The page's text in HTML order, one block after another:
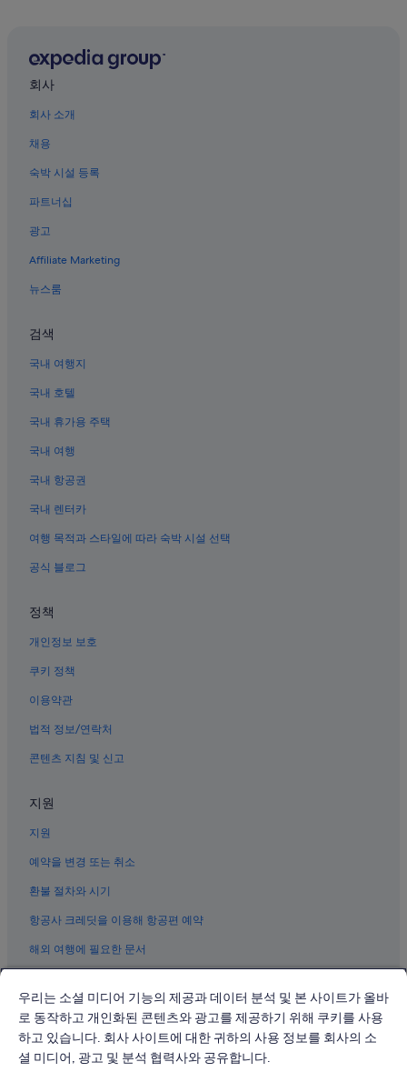
대정향교 근처 호텔
대정의 호스텔
대정의 4성급 호텔
모슬포의 온천 호텔
가파도의 코티지
가파도의 콘도 리조트
모슬포의 저렴한 호텔
알뜨르 비행장 근처 호텔
모슬포의 4성급 호텔
가파도의 캐빈
대정의 발코니가 있는 호텔
대정의 3성급 호텔
가파도의 B&B
안덕의 온수 욕조가 있는 호텔
대정의 게스트하우스
가파도의 아파트식 호텔
모슬포의 수영장이 있는 호텔
가파도의 2성급 호텔
가파도의 펜션
모슬포의 주차 가능 호텔
모슬포의 해변 호텔
모슬포의 사우나가 있는 호텔
모슬포의 비즈니스 호텔
모슬포의 금연 호텔
대정의 모텔
대정의 리조트
모슬포 호텔
대정의 온천 호텔
안덕의 주차 가능 호텔
가파도의 개인 별장
가파도의 4성급 호텔
가파도의 빌라
회사
회사 소개
채용
숙박 시설 등록
파트너십
광고
Affiliate Marketing
뉴스룸
검색
국내 여행지
국내 호텔
국내 휴가용 주택
국내 여행
국내 항공권
국내 렌터카
여행 목적과 스타일에 따라 숙박 시설 선택
공식 블로그
정책
개인정보 보호
쿠키 정책
이용약관
법적 정보/연락처
콘텐츠 지침 및 신고
지원
지원
예약을 변경 또는 취소
환불 절차와 시기
항공사 크레딧을 이용해 항공편 예약
해외 여행에 필요한 문서
© 2026 Expedia, Inc., Expedia Group 계열사. All rights reserved.
Expedia 및 비행기 로고는 Expedia, Inc.의 상표 또는 등록 상표입니다.
분쟁 해결: 전화: 02-3480-0118, 이메일: travel@support.expedia.co.kr
우리는 소셜 미디어 기능의 제공과 데이터 분석 및 본 사이트가 올바
로 동작하고 개인화된 콘텐츠와 광고를 제공하기 위해 쿠키를 사용
하고 있습니다. 회사 사이트에 대한 귀하의 사용 정보를 회사의 소
셜 미디어, 광고 및 분석 협력사와 공유합니다.